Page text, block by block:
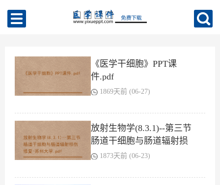
《医学干细胞》PPT课
件.pdf
1869天前 (06-27)
放射生物学(8.3.1)--第三节
肠道干细胞与肠道辐射损
伤修复-苏州大学.pdf
1873天前 (06-23)